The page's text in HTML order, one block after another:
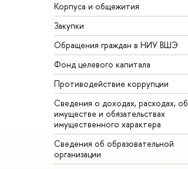
Корпуса и общежития
Закупки
Обращения граждан в НИУ ВШЭ
Фонд целевого капитала
Противодействие коррупции
Сведения о доходах, расходах, об
имуществе и обязательствах
имущественного характера
Сведения об образовательной
организации